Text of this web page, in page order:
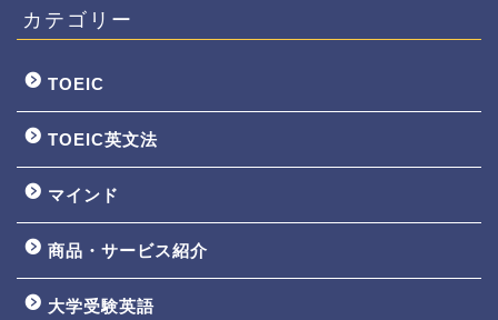
カテゴリー
TOEIC
TOEIC英文法
マインド
商品・サービス紹介
大学受験英語